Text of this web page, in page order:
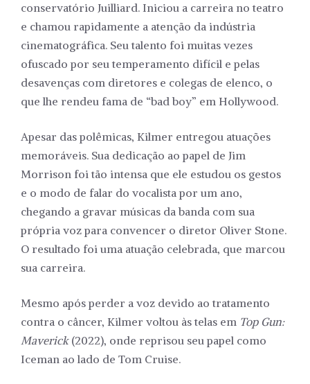
conservatório Juilliard. Iniciou a carreira no teatro
e chamou rapidamente a atenção da indústria
cinematográfica. Seu talento foi muitas vezes
ofuscado por seu temperamento difícil e pelas
desavenças com diretores e colegas de elenco, o
que lhe rendeu fama de “bad boy” em Hollywood.
Apesar das polêmicas, Kilmer entregou atuações
memoráveis. Sua dedicação ao papel de Jim
Morrison foi tão intensa que ele estudou os gestos
e o modo de falar do vocalista por um ano,
chegando a gravar músicas da banda com sua
própria voz para convencer o diretor Oliver Stone.
O resultado foi uma atuação celebrada, que marcou
sua carreira.
Mesmo após perder a voz devido ao tratamento
contra o câncer, Kilmer voltou às telas em Top Gun:
Maverick(2022), onde reprisou seu papel como
Iceman ao lado de Tom Cruise.